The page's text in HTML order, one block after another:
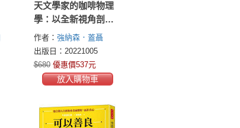
天文學家的咖啡物理
學：以全新視角剖析
研磨、攪動、滲濾、
萃取，如何影響咖啡
沖煮表現，完美重現
理想成果
作者： 強納森．蓋聶
(Jonathan Gagné)
出版日：20221005
$680 優惠價537元
放入購物車